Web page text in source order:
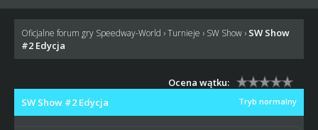
Oficjalne forum gry Speedway-World ›Turnieje › SW Show › SW Show
#2 Edycja
Ocena wątku:
Tryb normalny
SW Show #2 Edycja